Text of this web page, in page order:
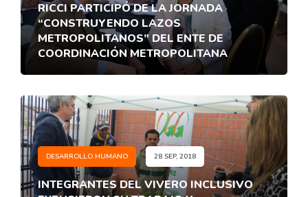
RICCI PARTICIPÓ DE LA JORNADA
“CONSTRUYENDO LAZOS
METROPOLITANOS” DEL ENTE DE
COORDINACIÓN METROPOLITANA
DESARROLLO HUMANO 28 SEP, 2018
INTEGRANTES DEL VIVERO INCLUSIVO